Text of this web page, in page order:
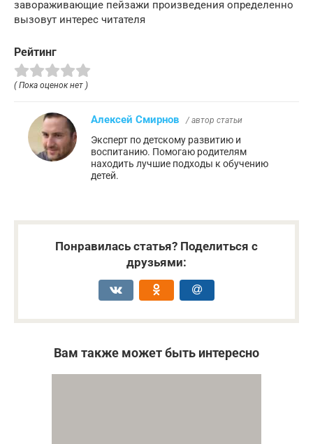
завораживающие пейзажи произведения определенно
вызовут интерес читателя
Рейтинг
( Пока оценок нет )
Алексей Смирнов / автор статьи
Эксперт по детскому развитию и
воспитанию. Помогаю родителям
находить лучшие подходы к обучению
детей.
Понравилась статья? Поделиться с
друзьями:
Вам также может быть интересно